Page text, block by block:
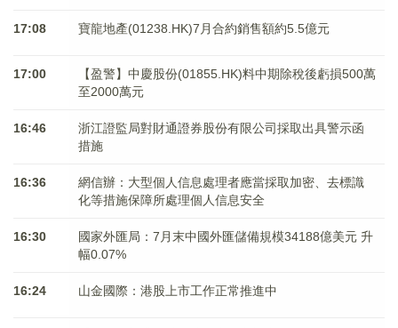
17:08 寶龍地產(01238.HK)7月合約銷售額約5.5億元
17:00
【盈警】中慶股份(01855.HK)料中期除稅後虧損500萬
至2000萬元
16:46
浙江證監局對財通證券股份有限公司採取出具警示函
措施
16:36
網信辦：大型個人信息處理者應當採取加密、去標識
化等措施保障所處理個人信息安全
16:30
國家外匯局：7月末中國外匯儲備規模34188億美元 升
幅0.07%
16:24 山金國際：港股上市工作正常推進中